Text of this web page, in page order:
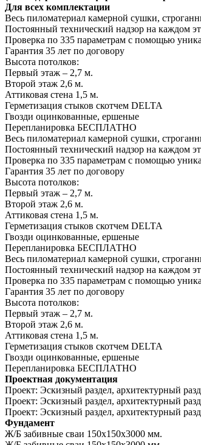
Для всех комплектации
Весь пиломатериал камерной сушки,
Постоянный технический надзор на каждом
Проверка по 335 параметрам с помощью
Гарантия 35 лет по договору
Высота потолков:
Первый этаж – 2,7 м.
Второй этаж 2,6 м.
Аттиковая стена 1,5 м.
Герметизация стыков скотчем DELTA
Гвозди оцинкованные, ершеные
Перепланировка БЕСПЛАТНО
Весь пиломатериал камерной сушки,
Постоянный технический надзор на каждом
Проверка по 335 параметрам с помощью
Гарантия 35 лет по договору
Высота потолков:
Первый этаж – 2,7 м.
Второй этаж 2,6 м.
Аттиковая стена 1,5 м.
Герметизация стыков скотчем DELTA
Гвозди оцинкованные, ершеные
Перепланировка БЕСПЛАТНО
Весь пиломатериал камерной сушки,
Постоянный технический надзор на каждом
Проверка по 335 параметрам с помощью
Гарантия 35 лет по договору
Высота потолков:
Первый этаж – 2,7 м.
Второй этаж 2,6 м.
Аттиковая стена 1,5 м.
Герметизация стыков скотчем DELTA
Гвозди оцинкованные, ершеные
Перепланировка БЕСПЛАТНО
Проектная документация
Проект: Эскизный раздел, архитектурный
Проект: Эскизный раздел, архитектурный
Проект: Эскизный раздел, архитектурный
Фундамент
Ж/Б забивные сваи 150х150х3000 мм.